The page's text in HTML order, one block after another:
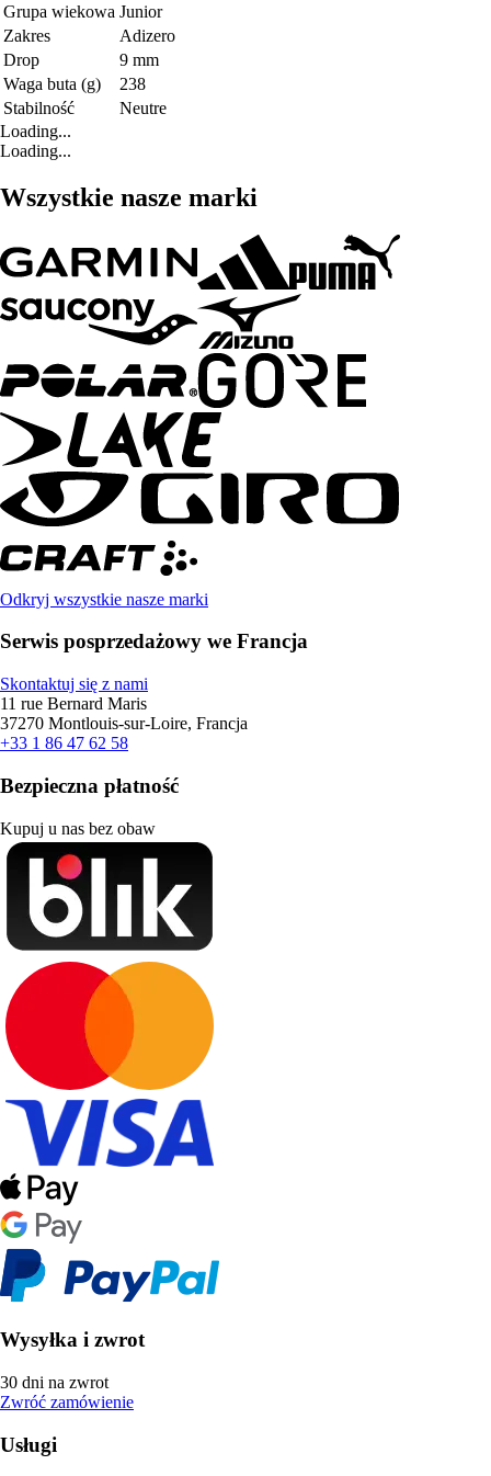
Grupa wiekowa Junior
Zakres
Adizero
Drop
9 mm
Waga buta (g)
238
Stabilność
Neutre
Loading...
Loading...
Wszystkie nasze marki
Odkryj wszystkie nasze marki
Serwis posprzedażowy we Francja
Skontaktuj się z nami
11 rue Bernard Maris
37270 Montlouis-sur-Loire, Francja
+33 1 86 47 62 58
Bezpieczna płatność
Kupuj u nas bez obaw
Wysyłka i zwrot
30 dni na zwrot
Zwróć zamówienie
Usługi